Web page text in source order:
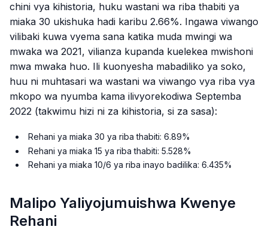
chini vya kihistoria, huku wastani wa riba thabiti ya
miaka 30 ukishuka hadi karibu 2.66%. Ingawa viwango
vilibaki kuwa vyema sana katika muda mwingi wa
mwaka wa 2021, vilianza kupanda kuelekea mwishoni
mwa mwaka huo. Ili kuonyesha mabadiliko ya soko,
huu ni muhtasari wa wastani wa viwango vya riba vya
mkopo wa nyumba kama ilivyorekodiwa Septemba
2022 (takwimu hizi ni za kihistoria, si za sasa):
Rehani ya miaka 30 ya riba thabiti: 6.89%
Rehani ya miaka 15 ya riba thabiti: 5.528%
Rehani ya miaka 10/6 ya riba inayo badilika: 6.435%
Malipo Yaliyojumuishwa Kwenye
Rehani